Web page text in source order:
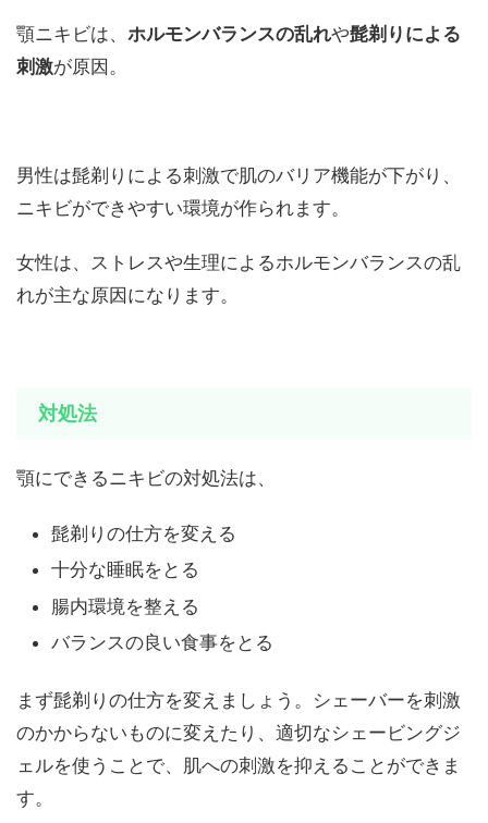
顎ニキビは、 ホルモンバランスの乱れや髭剃りによる
刺激が原因。
男性は髭剃りによる刺激で肌のバリア機能が下がり、
ニキビができやすい環境が作られます。
女性は、ストレスや生理によるホルモンバランスの乱
れが主な原因になります。
対処法
顎にできるニキビの対処法は、
髭剃りの仕方を変える
十分な睡眠をとる
腸内環境を整える
バランスの良い食事をとる
まず髭剃りの仕方を変えましょう。シェーバーを刺激
のかからないものに変えたり、適切なシェービングジ
ェルを使うことで、肌への刺激を抑えることができま
す。